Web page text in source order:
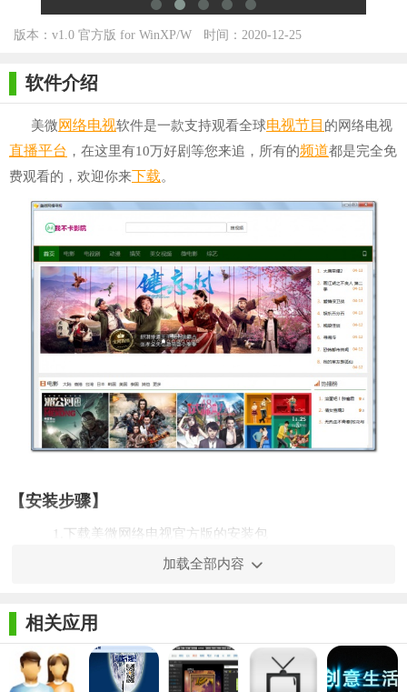
版本：v1.0 官方版 for WinXP/W
时间：2020-12-25
软件介绍
美微网络电视软件是一款支持观看全球电视节目 的网络电视
直播平台 ，在这里有10万好剧等您来追，所有的频道都是完全免
费观看的，欢迎你来下载。
【安装步骤】
1.下载美微网络电视官方版的安装包
加载全部内容
相关应用